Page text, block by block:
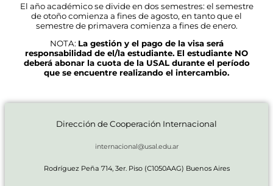
El año académico se divide en dos semestres: el semestre
de otoño comienza a fines de agosto, en tanto que el
semestre de primavera comienza a fines de enero.
NOTA: La gestión y el pago de la visa será
responsabilidad de el/la estudiante. El estudiante NO
deberá abonar la cuota de la USAL durante el período
que se encuentre realizando el intercambio.
Dirección de Cooperación Internacional
internacional@usal.edu.ar
Rodríguez Peña 714, 3er. Piso (C1050AAG) Buenos Aires